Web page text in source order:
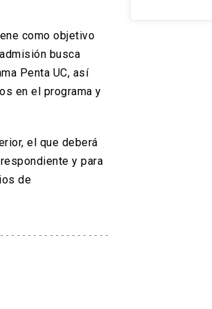
como objetivo
busca
Penta UC, así
en el programa y
el que deberá
y para
de